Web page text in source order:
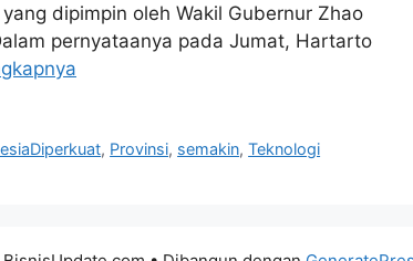
dipimpin oleh Wakil Gubernur Zhao
pernyataanya pada Jumat, Hartarto
, Provinsi, semakin,Teknologi